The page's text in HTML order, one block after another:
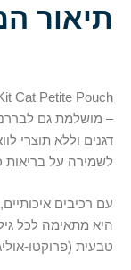
תיאור
דגנים וללא תוצרי
לשמירה על בריאות
עם רכיבים
היא מתאימה לכל
טבעית (פרוקטו-